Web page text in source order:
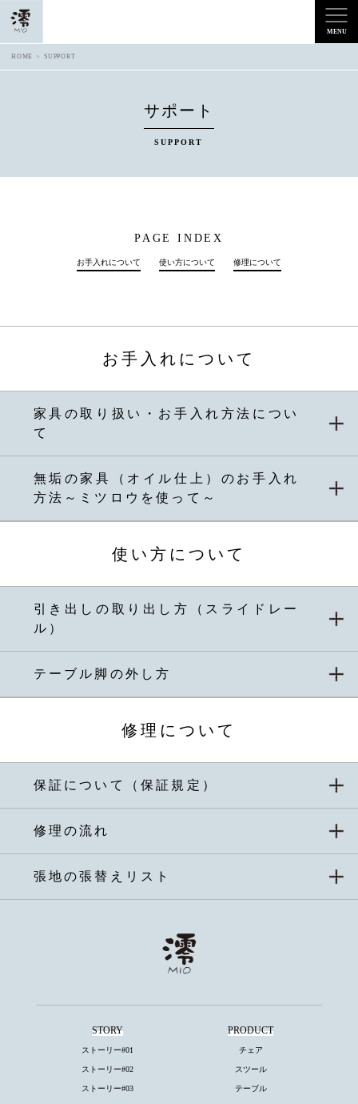
HOME SUPPORT
サポート
SUPPORT
PAGE INDEX
お手入れについて 使い方について 修理について
お手入れについて
家具の取り扱い・お手入れ方法につい
て
無垢の家具（オイル仕上）のお手入れ
方法～ミツロウを使って～
使い方について
引き出しの取り出し方（スライドレー
ル）
テーブル脚の外し方
修理について
保証について（保証規定）
修理の流れ
張地の張替えリスト
STORY
ストーリー#01
ストーリー#02
ストーリー#03
PRODUCT
チェア
スツール
テーブル